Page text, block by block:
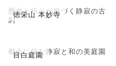
徳栄山 本妙寺
歴史と祈りが息づく静寂の古
刹
目白庭園
都会に佇む静寂と和の美庭園